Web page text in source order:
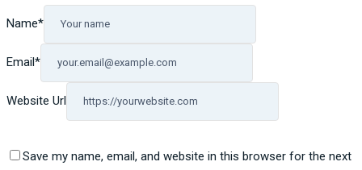
Name*
Email*
Website Url
Save my name, email, and website in this browser for the next